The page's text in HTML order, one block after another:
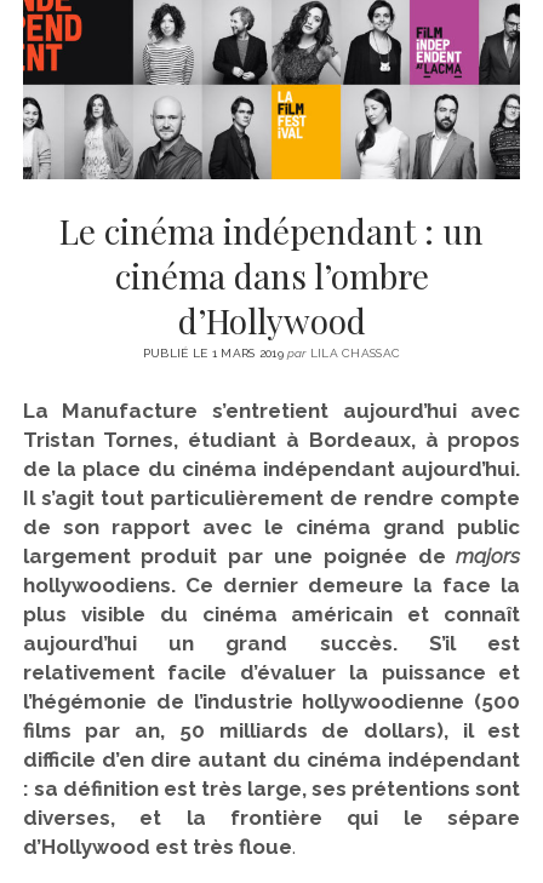
CINÉMA
LITTÉRATURE
ÉCONOMIE
SPORT
MÉDIAS
SANTÉ
instagram
emailemail-
form
Le cinéma indépendant : un
cinéma dans l’ombre
d’Hollywood
PUBLIÉ LE 1 MARS 2019parLILA CHASSAC
La Manufacture s’entretient aujourd’hui avec
Tristan Tornes, étudiant à Bordeaux, à propos
de la place du cinéma indépendant aujourd’hui.
Il s’agit tout particulièrement de rendre compte
de son rapport avec le cinéma grand public
largement produit par une poignée demajors
hollywoodiens. Ce dernier demeure la face la
plus visible du cinéma américain et connaît
aujourd’hui un grand succès. S’il est
relativement facile d’évaluer la puissance et
l’hégémonie de l’industrie hollywoodienne (500
films par an, 50 milliards de dollars), il est
difficile d’en dire autant du cinéma indépendant
: sa définition est très large, ses prétentions sont
diverses, et la frontière qui le sépare
d’Hollywood est très floue.